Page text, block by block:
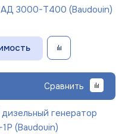
3000-Т400 (Baudouin)
Сравнить
генератор
(Baudouin)